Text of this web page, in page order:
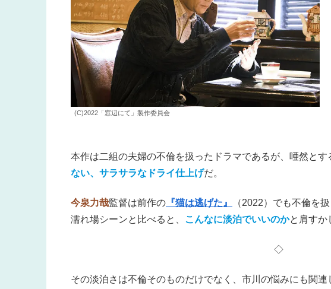
(C)2022「窓辺にて」製作委員会
本作は二組の夫婦の不倫を扱ったドラマであるが、唖然とす
ない、サラサラなドライ仕上げだ。
今泉力哉監督は前作の 『猫は逃げた』
（2022）でも不倫を
濡れ場シーンと比べると、 こんなに淡泊でいいのかと肩すか
◇
その淡泊さは不倫そのものだけでなく、市川の悩みにも関